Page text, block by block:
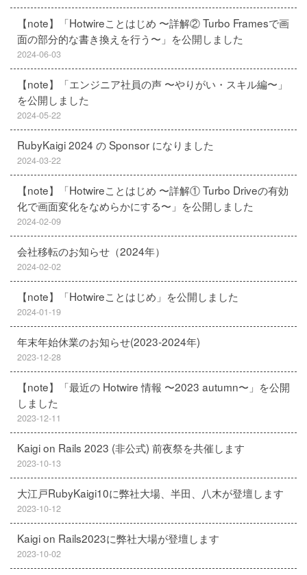
【note】「Hotwireことはじめ 〜詳解② Turbo Framesで画
面の部分的な書き換えを行う〜」を公開しました
2024-06-03
【note】「エンジニア社員の声 〜やりがい・スキル編〜」
を公開しました
2024-05-22
RubyKaigi 2024 の Sponsor になりました
2024-03-22
【note】「Hotwireことはじめ 〜詳解① Turbo Driveの有効
化で画面変化をなめらかにする〜」を公開しました
2024-02-09
会社移転のお知らせ（2024年）
2024-02-02
【note】「Hotwireことはじめ」を公開しました
2024-01-19
年末年始休業のお知らせ(2023-2024年)
2023-12-28
【note】「最近の Hotwire 情報 〜2023 autumn〜」を公開
しました
2023-12-11
Kaigi on Rails 2023 (非公式) 前夜祭を共催します
2023-10-13
大江戸RubyKaigi10に弊社大場、半田、八木が登壇します
2023-10-12
Kaigi on Rails2023に弊社大場が登壇します
2023-10-02